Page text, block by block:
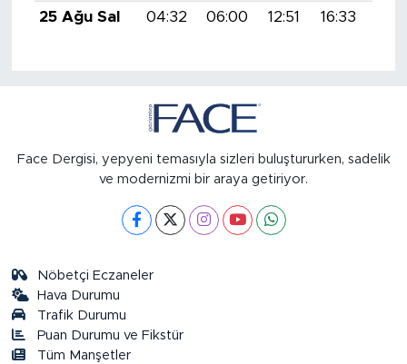
25 Ağu Sal
04:32 06:00 12:51 16:33
Face Dergisi, yepyeni temasıyla sizleri buluştururken, sadelik
ve modernizmi bir araya getiriyor.
Nöbetçi Eczaneler
Hava Durumu
Trafik Durumu
Puan Durumu ve Fikstür
Tüm Manşetler